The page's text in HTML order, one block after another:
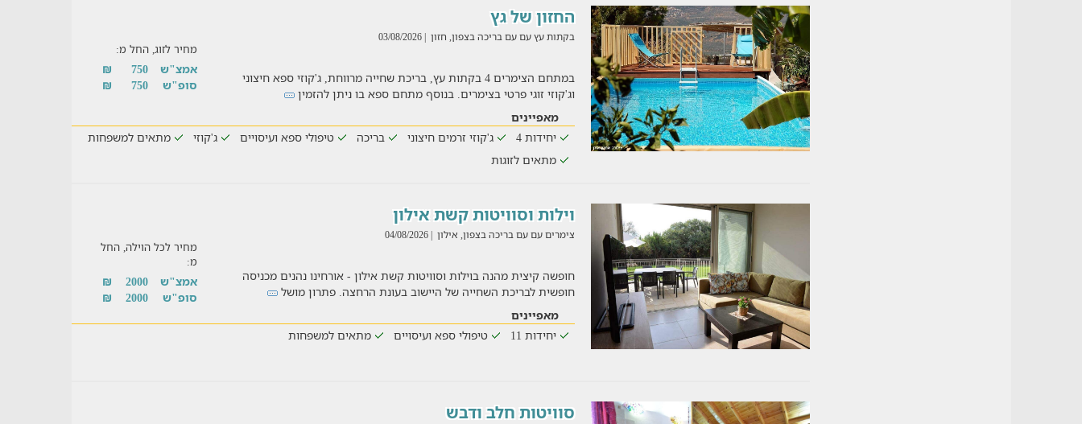
החזון של גץ
בקתות עץ עם עם בריכה בצפון, חזון | 03/08/2026
במתחם הצימרים 4 בקתות עץ, בריכת שחייה מרווחת, ג'קוזי ספא חיצוני
וג'קוזי זוגי פרטי בצימרים. בנוסף מתחם ספא בו ניתן להזמין
מחיר לזוג, החל מ:
אמצ"ש 750
₪
סופ"ש
750
₪
מאפיינים
יחידות 4
ג'קוזי זרמים חיצוני בריכה טיפולי ספא ועיסויים ג'קוזי
מתאים למשפחות
מתאים לזוגות
וילות וסוויטות קשת אילון
צימרים עם עם בריכה בצפון, אילון | 04/08/2026
חופשה קיצית מהנה בוילות וסוויטות קשת אילון - אורחינו נהנים מכניסה
חופשית לבריכת השחייה של היישוב בעונת הרחצה. פתרון מושל
מחיר לכל הוילה, החל
מ:
אמצ"ש 2000
₪
סופ"ש
2000
₪
מאפיינים
יחידות 11
טיפולי ספא ועיסויים מתאים למשפחות
סוויטות חלב ודבש